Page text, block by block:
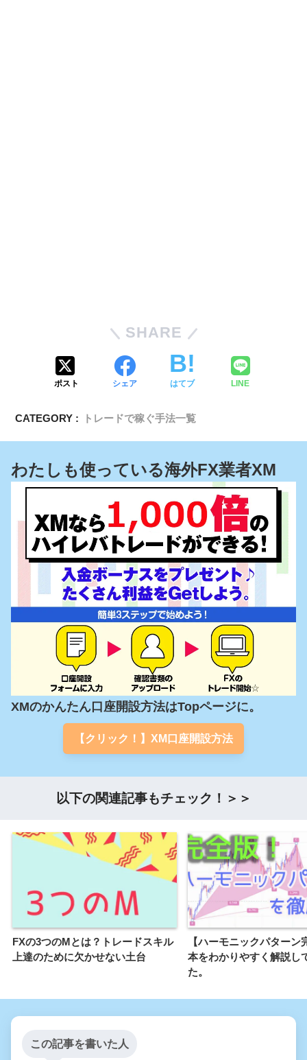
SHARE
ポスト シェア はてブ LINE
CATEGORY : トレードで稼ぐ手法一覧
わたしも使っている海外FX業者XM
XMのかんたん口座開設方法はTopページに。
【クリック！】XM口座開設方法
以下の関連記事もチェック！＞＞
FXの3つのMとは？トレードスキル
上達のために欠かせない土台
【ハーモニックパターン
本をわかりやすく解説し
た。
この記事を書いた人